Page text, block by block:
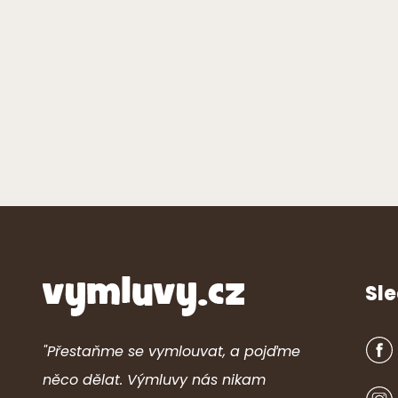
"Přestaňme se vymlouvat, a pojďme
něco dělat. Výmluvy nás nikam